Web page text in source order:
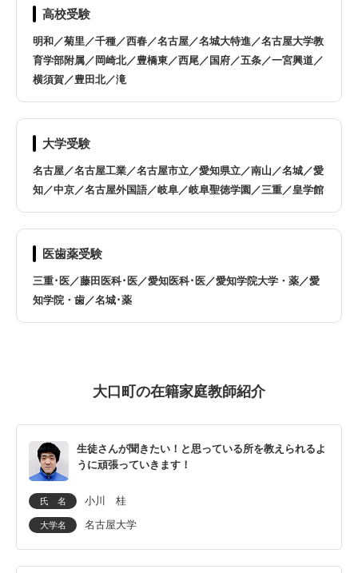
大口町
大府市 岡崎市
尾張旭市 春日井市
蟹江町
刈谷市 北名古屋市
清須市 幸田町
江南市 小牧市
飛島村 豊明市
豊川市
高校受験
明和／菊里／千種／西春／名古屋／名城大特進／名古屋大学教
育学部附属／岡崎北／豊橋東／西尾／国府／五条／一宮興道／
横須賀／豊田北／滝
大学受験
名古屋／名古屋工業／名古屋市立／愛知県立／南山／名城／愛
知／中京／名古屋外国語／岐阜／岐阜聖徳学園／三重／皇学館
医歯薬受験
三重･医／藤田医科･医／愛知医科･医／愛知学院大学・薬／愛
知学院・歯／名城･薬
大口町の在籍家庭教師紹介
生徒さんが聞きたい！と思っている所を教えられるよ
うに頑張っていきます！
氏 名 小川 桂
大学名 名古屋大学